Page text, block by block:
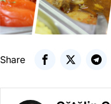
Share